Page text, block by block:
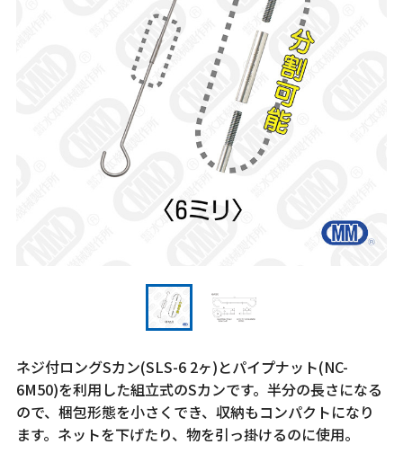
ネジ付ロングSカン(SLS-6 2ヶ)とパイプナット(NC-
6M50)を利用した組立式のSカンです。半分の長さになる
ので、梱包形態を小さくでき、収納もコンパクトになり
ます。ネットを下げたり、物を引っ掛けるのに使用。